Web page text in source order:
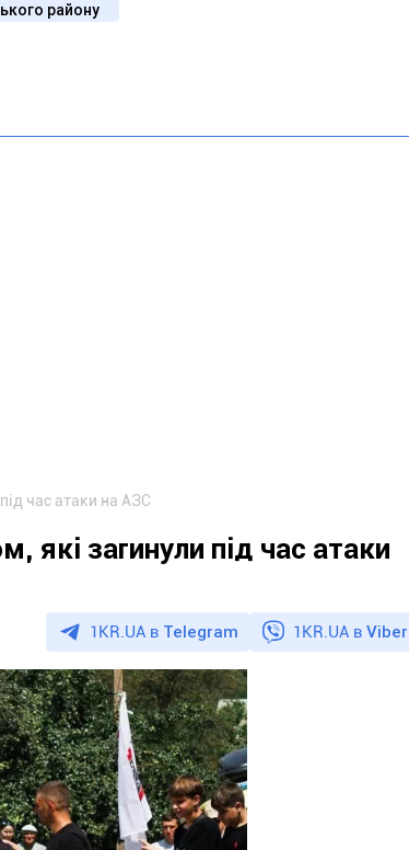
району
час атаки на АЗС
які загинули під час атаки
1KR.UA в Telegram 1KR.UA в Viber